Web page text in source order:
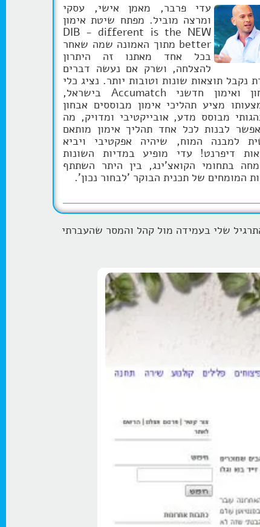
עדי פרבר, מאמן אישי, עסקי
ומרצה מוביל. מפתח שיטת אימון
DIB - different is the NEW
better מתוך האמונה שמה שאחר
בכל אחד מאתנו זה היתרון
להצלחה, ושרק אם נעשה דברים
נקבל תוצאות שונות וטובות יותר. נציג כלי
אבחון ואימון חדשני Accumatch בישראל,
מציע תהליכי אימון מבוססים אבחון
מבוסס מדע, אובייקטיבי ומדויק, מה
לבנות לכל אחד תהליך אימון מותאם
למבנה המוח, שיהיה אפקטיבי ויביא
דיפרנט! עדי מופיע במדיות השונות
בתחומי הקואצ'ינג, בין היתר השתתף
המומחים של תכנית הבוקר 'לבחור נכון'.
שלי בעמידה מול קהל והמסר שהעברתי